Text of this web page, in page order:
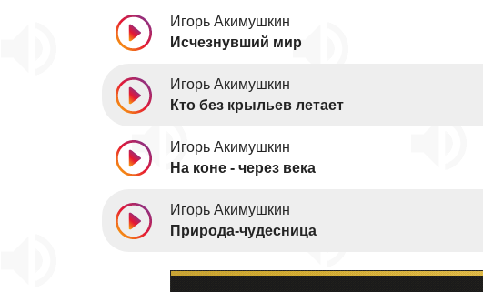
Игорь Акимушкин
Исчезнувший мир
Игорь Акимушкин
Кто без крыльев летает
Игорь Акимушкин
На коне - через века
Игорь Акимушкин
Природа-чудесница